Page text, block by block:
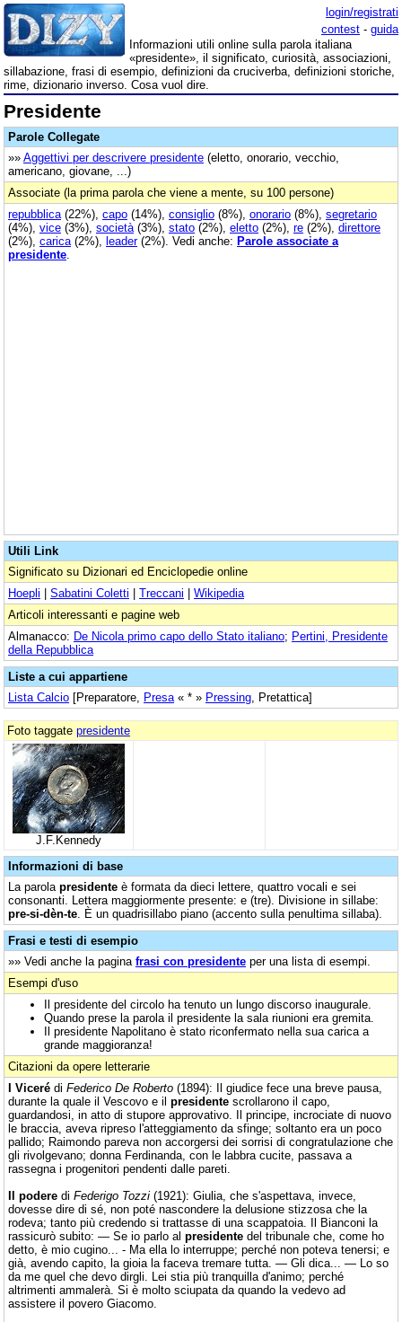
login/registrati
contest - guida
Informazioni utili online sulla parola italiana
«presidente», il significato, curiosità, associazioni,
sillabazione, frasi di esempio, definizioni da cruciverba, definizioni storiche,
rime, dizionario inverso. Cosa vuol dire.
Presidente
Parole Collegate
»» Aggettivi per descrivere presidente (eletto, onorario, vecchio,
americano, giovane, ...)
Associate (la prima parola che viene a mente, su 100 persone)
repubblica (22%), capo (14%), consiglio (8%), onorario (8%), segretario
(4%), vice (3%), società (3%), stato (2%), eletto (2%), re (2%), direttore
(2%), carica (2%), leader(2%). Vedi anche: Parole associate a
presidente
Utili Link
Significato su Dizionari ed Enciclopedie online
Hoepli | Sabatini Coletti | Treccani | Wikipedia
Articoli interessanti e pagine web
Almanacco: De Nicola primo capo dello Stato italiano; Pertini, Presidente
della Repubblica
Liste a cui appartiene
Lista Calcio [Preparatore, Presa « * » Pressing , Pretattica]
Foto taggate presidente
J.F.Kennedy
Informazioni di base
La parola presidente è formata da dieci lettere, quattro vocali e sei
consonanti. Lettera maggiormente presente: e (tre). Divisione in sillabe:
pre-si-dèn-te . È un quadrisillabo piano (accento sulla penultima sillaba).
Frasi e testi di esempio
»» Vedi anche la pagina frasi con presidente per una lista di esempi.
Esempi d'uso
Il presidente del circolo ha tenuto un lungo discorso inaugurale.
Quando prese la parola il presidente la sala riunioni era gremita.
Il presidente Napolitano è stato riconfermato nella sua carica a
grande maggioranza!
Citazioni da opere letterarie
I Viceré di Federico De Roberto (1894): Il giudice fece una breve pausa,
durante la quale il Vescovo e il presidente scrollarono il capo,
guardandosi, in atto di stupore approvativo. Il principe, incrociate di nuovo
le braccia, aveva ripreso l'atteggiamento da sfinge; soltanto era un poco
pallido; Raimondo pareva non accorgersi dei sorrisi di congratulazione che
gli rivolgevano; donna Ferdinanda, con le labbra cucite, passava a
rassegna i progenitori pendenti dalle pareti.
Il podere di Federigo Tozzi (1921): Giulia, che s'aspettava, invece,
dovesse dire di sé, non poté nascondere la delusione stizzosa che la
rodeva; tanto più credendo si trattasse di una scappatoia. Il Bianconi la
rassicurò subito: — Se io parlo al presidente del tribunale che, come ho
detto, è mio cugino... - Ma ella lo interruppe; perché non poteva tenersi; e
già, avendo capito, la gioia la faceva tremare tutta. — Gli dica... — Lo so
da me quel che devo dirgli. Lei stia più tranquilla d'animo; perché
altrimenti ammalerà. Si è molto sciupata da quando la vedevo ad
assistere il povero Giacomo.